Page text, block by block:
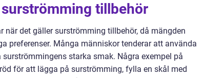
tillbehör
det gäller surströmming tillbehör, då mängden
preferenser. Många människor tenderar att använda
starka smak. Några exempel på
för att lägga på surströmming, fylla en skål med